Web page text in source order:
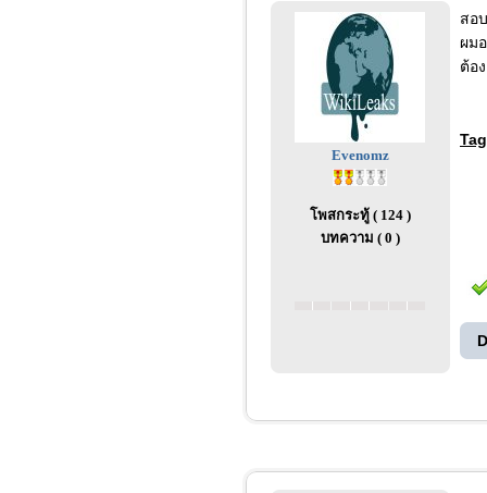
Evenomz
โพสกระทู้ ( 124 )
บทความ ( 0 )
สอ
ผม
ต้อ
Tag